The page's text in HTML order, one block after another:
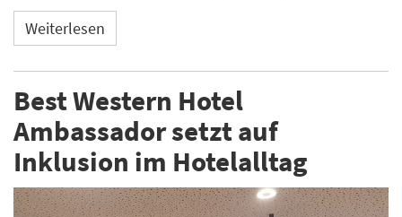
Weiterlesen
Best Western Hotel
Ambassador setzt auf
Inklusion im Hotelalltag